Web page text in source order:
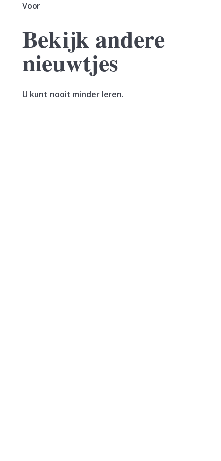
Voor
Bekijk andere
nieuwtjes
U kunt nooit minder leren.